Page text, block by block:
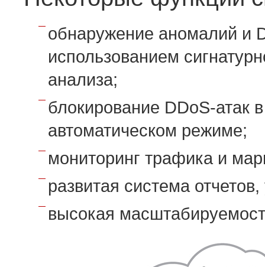
обнаружение аномалий и
использованием
анализа;
блокирование DDoS-атак
автоматическом режиме;
мониторинг трафика и
развитая система
высокая